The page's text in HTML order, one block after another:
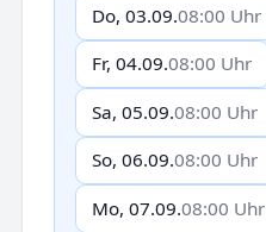
Do, 03.09.08:00 Uhr
Fr, 04.09.08:00 Uhr
Sa, 05.09.08:00 Uhr
So, 06.09.08:00 Uhr
Mo, 07.09.08:00 Uhr